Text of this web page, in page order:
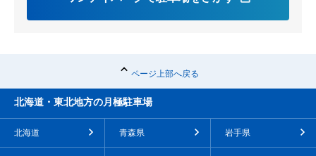
ページ上部へ戻る
北海道・東北地方の月極駐車場
北海道 青森県 岩手県